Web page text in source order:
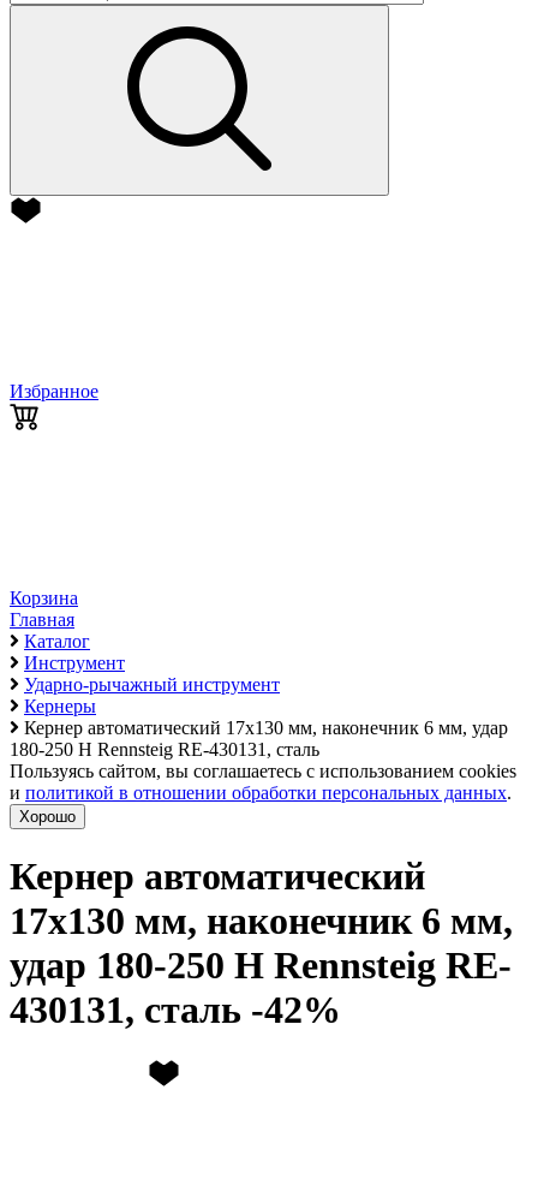
Избранное
Корзина
Главная
Каталог
Инструмент
Ударно-рычажный инструмент
Кернеры
Кернер автоматический 17х130 мм, наконечник 6 мм, удар
180-250 Н Rennsteig RE-430131, сталь
Пользуясь сайтом, вы соглашаетесь с использованием cookies
и политикой в отношении обработки персональных данных.
Хорошо
Кернер автоматический
17х130 мм, наконечник 6 мм,
удар 180-250 Н Rennsteig RE-
430131, сталь